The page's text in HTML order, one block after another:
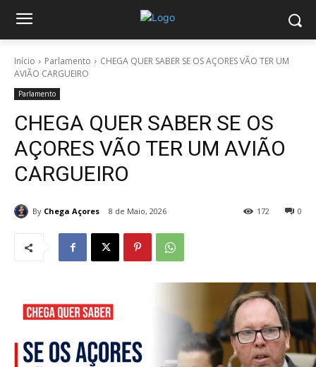
Início Parlamento
CHEGA QUER SABER SE OS AÇORES VÃO TER UM
AVIÃO CARGUEIRO
Parlamento
CHEGA QUER SABER SE OS
AÇORES VÃO TER UM AVIÃO
CARGUEIRO
By Chega Açores 8 de Maio, 2026 0
172